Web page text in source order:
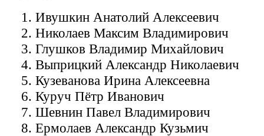
Ивушкин Анатолий Алексеевич
Николаев Максим Владимирович
Глушков Владимир Михайлович
Выприцкий Александр Николаевич
Кузеванова Ирина Алексеевна
Куруч Пётр Иванович
Шевнин Павел Владимирович
Ермолаев Александр Кузьмич